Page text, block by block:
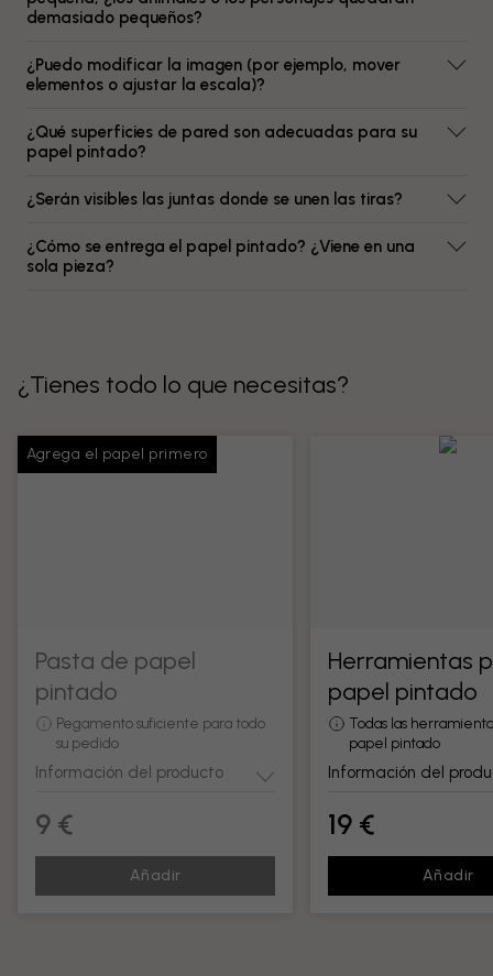
demasiado pequeños?
¿Puedo modificar la imagen (por ejemplo, mover
elementos o ajustar la escala)?
¿Qué superficies de pared son adecuadas para su
papel pintado?
¿Serán visibles las juntas donde se unen las tiras?
¿Cómo se entrega el papel pintado? ¿Viene en una
sola pieza?
¿Tienes todo lo que necesitas?
Agrega el papel primero
Pasta de papel
pintado
Pegamento suficiente para todo
su pedido
Información del producto
9 €
Añadir
Herramientas
papel pintado
Todas las
papel pintado
Información del
19 €
Añadir